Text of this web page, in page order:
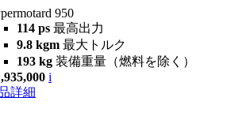
950
114 ps 最高出力
9.8 kgm 最大トルク
193 kg 装備重量（燃料を除く）
i
詳細